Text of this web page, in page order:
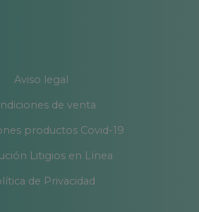
Aviso legal
de venta
productos Covid-19
Litigios en Línea
de Privacidad